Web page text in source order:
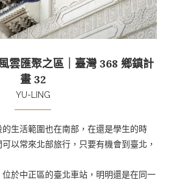
雲匯聚之區｜臺灣 368 鄉鎮計
畫 32
YU-LING
生活範圍也在南部，在還是學生的時
以常來北部旅行，只要有機會到臺北，
於中正區的臺北車站，明明還是在同一